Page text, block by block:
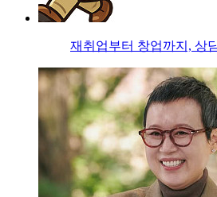
재취업부터 창업까지, 상